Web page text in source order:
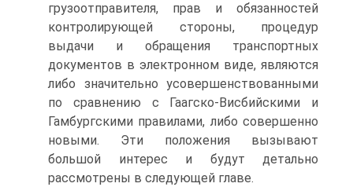
грузоотправителя, прав и обязанностей
контролирующей стороны, процедур
выдачи и обращения транспортных
документов в электронном виде, являются
либо значительно усовершенствованными
по сравнению с Гаагско-Висбийскими и
Гамбургскими правилами, либо совершенно
новыми. Эти положения вызывают
большой интерес и будут детально
рассмотрены в следующей главе.